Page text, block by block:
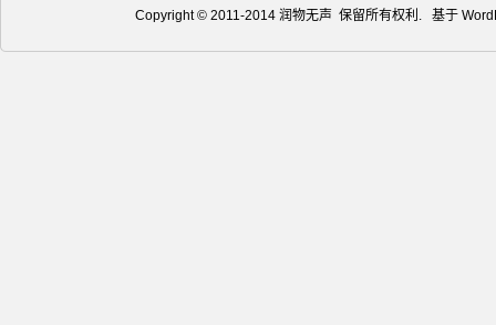
Copyright © 2011-2014 润物无声 保留所有权利. 基于